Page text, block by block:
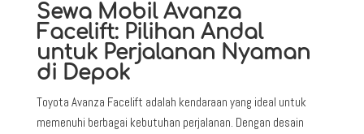
Sewa Mobil Avanza
Facelift: Pilihan Andal
untuk Perjalanan Nyaman
di Depok
Toyota Avanza Facelift adalah kendaraan yang ideal untuk
memenuhi berbagai kebutuhan perjalanan. Dengan desain